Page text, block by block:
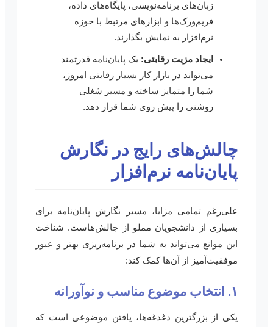
زبان‌های برنامه‌نویسی، پایگاه‌های داده،
فریم‌ورک‌ها و ابزارهای مرتبط با حوزه
نرم‌افزار به نمایش بگذارند.
ایجاد مزیت رقابتی:یک پایان‌نامه قدرتمند
می‌تواند در بازار کار بسیار رقابتی امروز،
شما را متمایز ساخته و مسیر شغلی
روشنی را پیش روی شما قرار دهد.
چالش‌های رایج در نگارش
پایان‌نامه نرم‌افزار
علی‌رغم تمامی مزایا، مسیر نگارش پایان‌نامه برای
بسیاری از دانشجویان مملو از چالش‌هاست. شناخت
این موانع می‌تواند به شما در برنامه‌ریزی بهتر و عبور
موفقیت‌آمیز از آن‌ها کمک کند:
یکی از بزرگترین دغدغه‌ها، یافتن موضوعی است که